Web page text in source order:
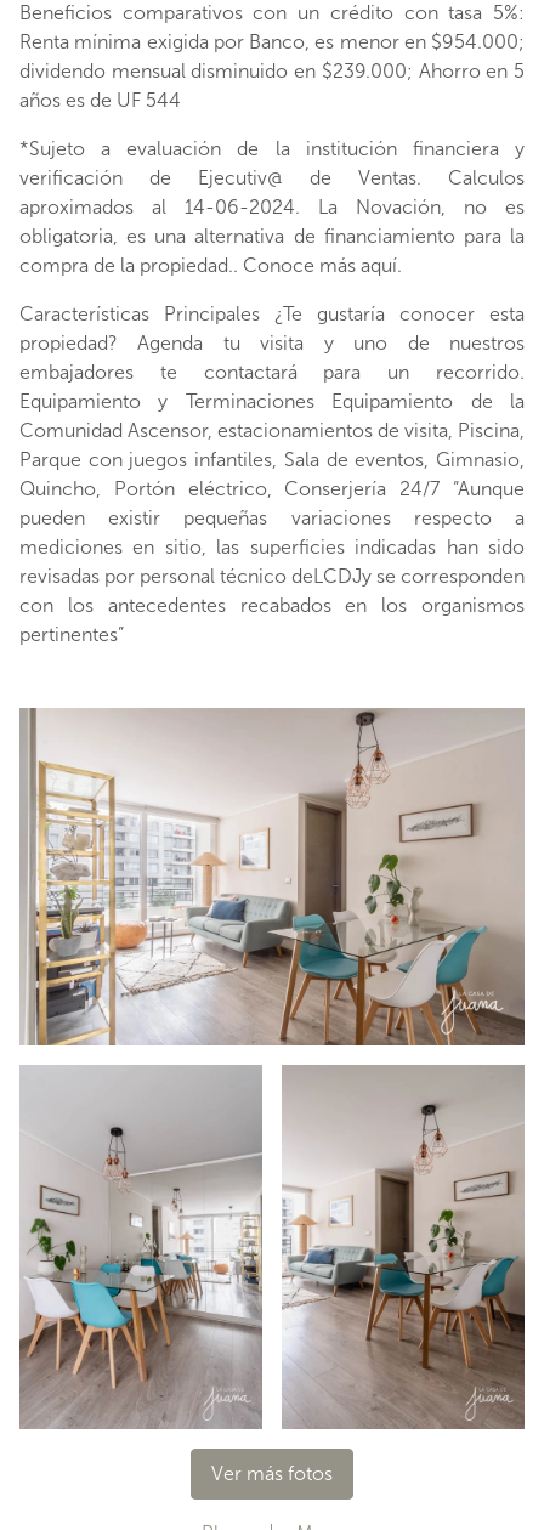
Beneficios comparativos con un crédito con tasa 5%:
Renta mínima exigida por Banco, es menor en $954.000;
dividendo mensual disminuido en $239.000; Ahorro en 5
años es de UF 544
*Sujeto a evaluación de la institución financiera y
verificación de Ejecutiv@ de Ventas. Calculos
aproximados al 14-06-2024. La Novación, no es
obligatoria, es una alternativa de financiamiento para la
compra de la propiedad.. Conoce más aquí.
Características Principales ¿Te gustaría conocer esta
propiedad? Agenda tu visita y uno de nuestros
embajadores te contactará para un recorrido.
Equipamiento y Terminaciones Equipamiento de la
Comunidad Ascensor, estacionamientos de visita, Piscina,
Parque con juegos infantiles, Sala de eventos, Gimnasio,
Quincho, Portón eléctrico, Conserjería 24/7 “Aunque
pueden existir pequeñas variaciones respecto a
mediciones en sitio, las superficies indicadas han sido
revisadas por personal técnico deLCDJy se corresponden
con los antecedentes recabados en los organismos
pertinentes”
Ver más fotos